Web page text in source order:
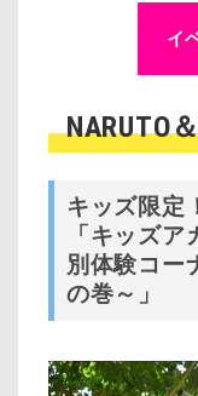
イ
NARUTO
キッズ限定
「キッズア
別体験コー
の巻～」